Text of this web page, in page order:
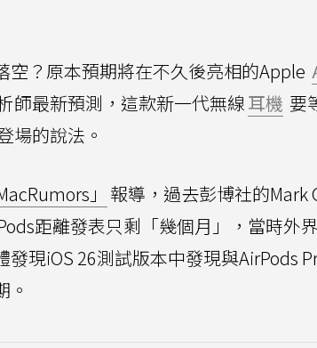
空？原本預期將在不久後亮相的Apple
師最新預測，這款新一代無線耳機 要
場的說法。
」 報導，過去彭博社的
距離發表只剩「幾個月」，當時外
發現iOS 26測試版本中發現與AirPods
。